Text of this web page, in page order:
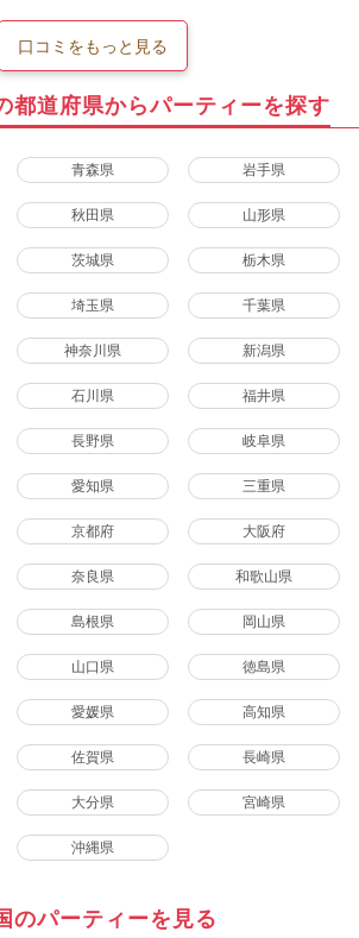
口コミをもっと見る
都道府県からパーティーを探す
青森県 岩手県
秋田県 山形県
茨城県 栃木県
埼玉県 千葉県
神奈川県 新潟県
石川県 福井県
長野県 岐阜県
愛知県 三重県
京都府 大阪府
奈良県 和歌山県
島根県 岡山県
山口県 徳島県
愛媛県 高知県
佐賀県 長崎県
大分県 宮崎県
沖縄県
のパーティーを見る